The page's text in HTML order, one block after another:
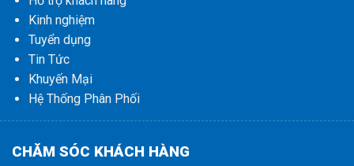
Kinh nghiệm
Tuyển dụng
Tin Tức
Khuyến Mại
Hệ Thống Phân Phối
CHĂM SÓC KHÁCH HÀNG